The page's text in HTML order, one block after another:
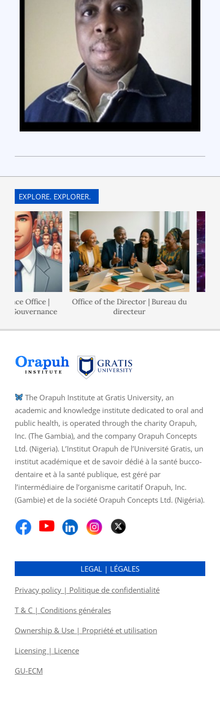
EXPLORE. EXPLORER.
Office |
Gouvernance
Office of the Director | Bureau du
directeur
The Orapuh Institute at Gratis University, an
academic and knowledge institute dedicated to oral and
public health, is operated through the charity Orapuh,
Inc. (The Gambia), and the company Orapuh Concepts
Ltd. (Nigeria). L’Institut Orapuh de l’Université Gratis, un
institut académique et de savoir dédié à la santé bucco-
dentaire et à la santé publique, est géré par
l’intermédiaire de l’organisme caritatif Orapuh, Inc.
(Gambie) et de la société Orapuh Concepts Ltd. (Nigéria).
LEGAL | LÉGALES
Privacy policy | Politique de confidentialité
T & C | Conditions générales
Ownership & Use | Propriété et utilisation
Licensing | Licence
GU-ECM